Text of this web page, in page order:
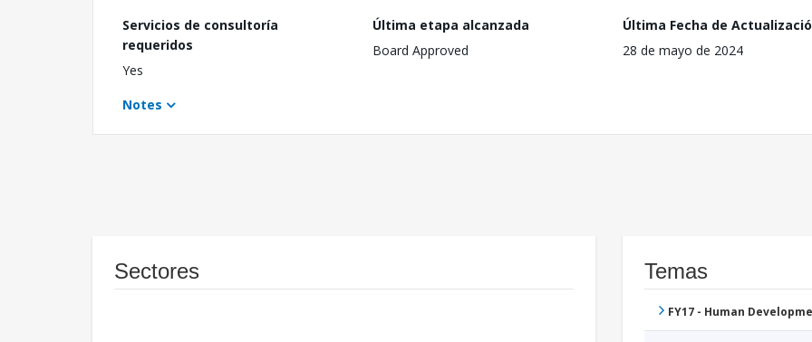
Servicios de consultoría
requeridos
Yes
Última etapa alcanzada
Board Approved
Última Fecha de
28 de mayo de 2024
Notes
Sectores Temas
FY17 - Human